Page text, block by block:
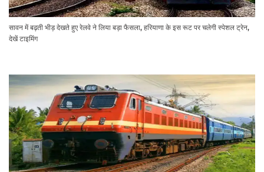
सावन में बढ़ती भीड़ देखते हुए रेलवे ने लिया बड़ा फैसला, हरियाणा के इस रूट पर चलेगी स्पेशल ट्रेन,
देखें टाइमिंग